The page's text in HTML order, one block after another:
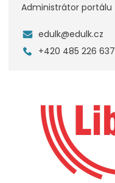
Administrátor portálu
edulk@edulk.cz
+420 485 226 637